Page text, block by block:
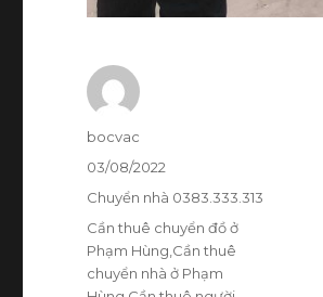
Tác
giả
bocvac
Đăng
vào
ngày
03/08/2022
Danh
mục
Chuyển nhà 0383.333.313
Thẻ
Cần thuê chuyển đồ ở
Phạm Hùng Cần thuê
chuyển nhà ở Phạm